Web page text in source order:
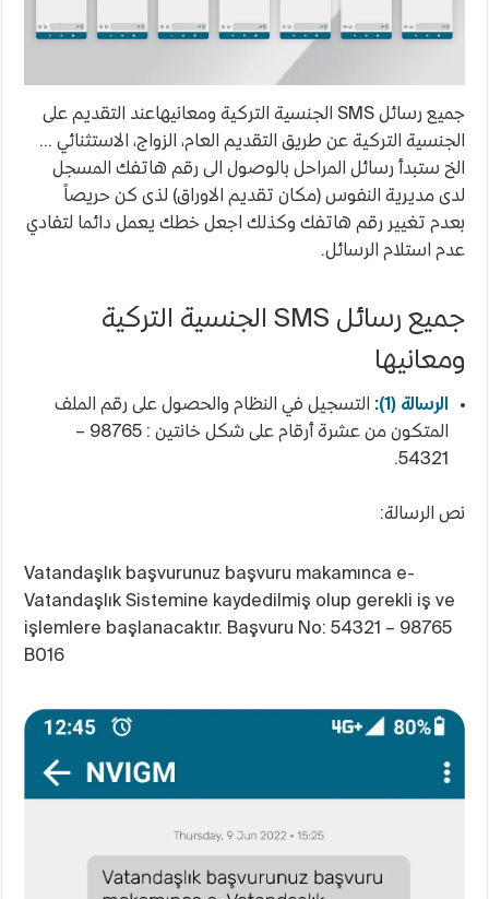
جميع رسائل SMS الجنسية التركية ومعانيهاعند التقديم على
الجنسية التركية عن طريق التقديم العام، الزواج، الاستثنائي …
الخ ستبدأ رسائل المراحل بالوصول الى رقم هاتفك المسجل
لدى مديرية النفوس (مكان تقديم الاوراق) لذى كن حريصاً
بعدم تغيير رقم هاتفك وكذلك اجعل خطك يعمل دائما لتفادي
عدم استلام الرسائل.
جميع رسائل SMS الجنسية التركية
ومعانيها
الرسالة (1):
التسجيل في النظام والحصول على رقم الملف
المتكون من عشرة أرقام على شكل خانتين : 98765 –
54321.
نص الرسالة:
Vatandaşlık başvurunuz başvuru makamınca e-
Vatandaşlık Sistemine kaydedilmiş olup gerekli iş ve
işlemlere başlanacaktır. Başvuru No: 54321 – 98765
B016